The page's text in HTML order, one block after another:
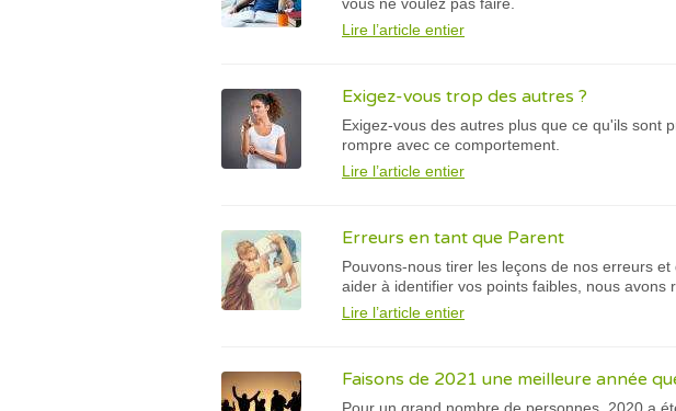
Lire l’article entier
Exigez-vous trop des autres ?
Exigez-vous des autres plus que ce qu'ils sont
rompre avec ce comportement.
Lire l’article entier
Erreurs en tant que Parent
Pouvons-nous tirer les leçons de nos erreurs
aider à identifier vos points faibles, nous avons
Lire l’article entier
Faisons de 2021 une meilleure année